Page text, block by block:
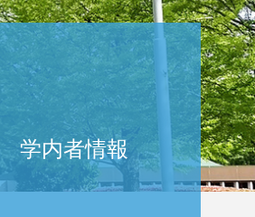
学内者情報